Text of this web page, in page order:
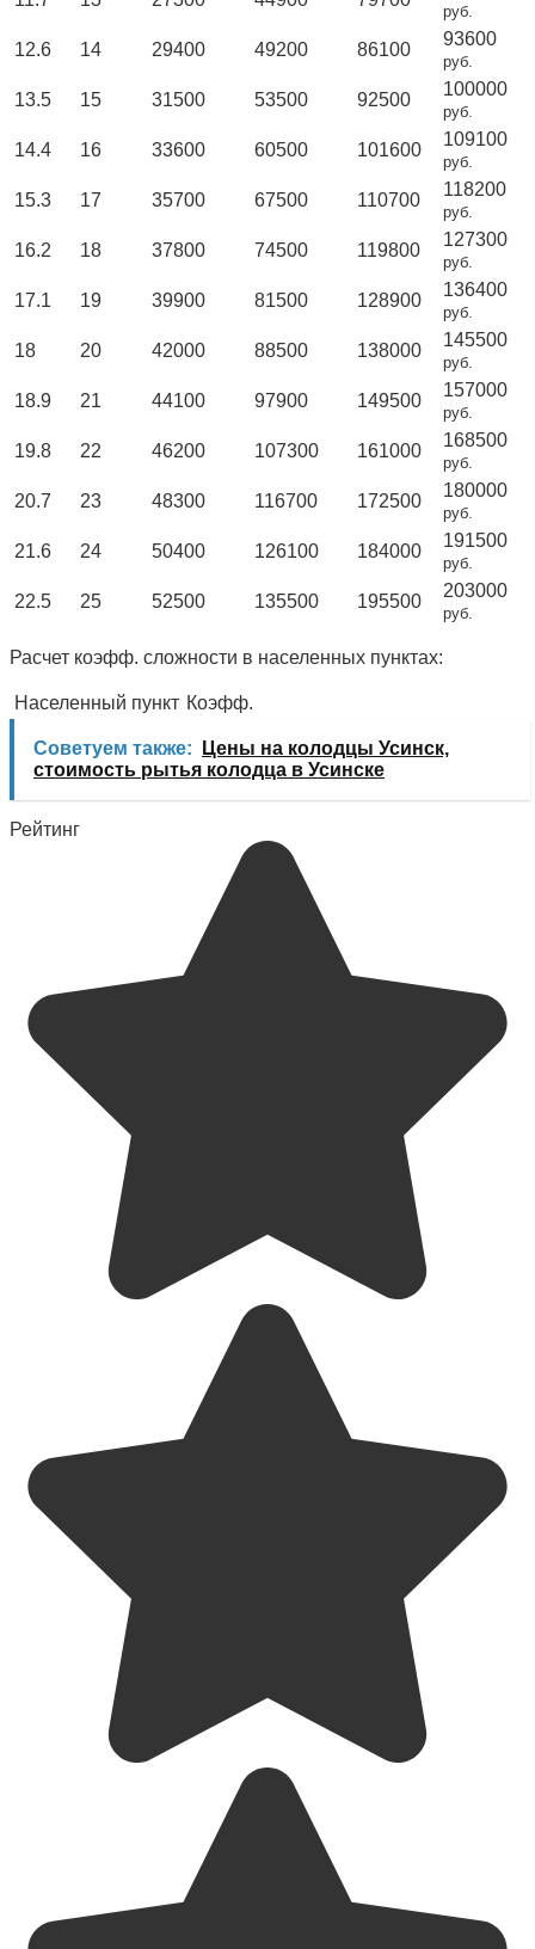
руб.
12.6 14 29400 49200 86100
93600
руб.
13.5 15 31500 53500 92500
100000
руб.
14.4 16 33600 60500 101600
109100
руб.
15.3 17 35700 67500 110700
118200
руб.
16.2 18 37800 74500 119800
127300
руб.
17.1 19 39900 81500 128900
136400
руб.
18 20 42000 88500 138000
145500
руб.
18.9 21 44100 97900 149500
157000
руб.
19.8 22 46200 107300 161000
168500
руб.
20.7 23 48300 116700 172500
180000
руб.
21.6 24 50400 126100 184000
191500
руб.
22.5 25 52500 135500 195500
203000
руб.
Расчет коэфф. сложности в населенных пунктах:
Населенный пункт Коэфф.
Советуем также:
Цены на колодцы Усинск,
стоимость рытья колодца в Усинске
Рейтинг